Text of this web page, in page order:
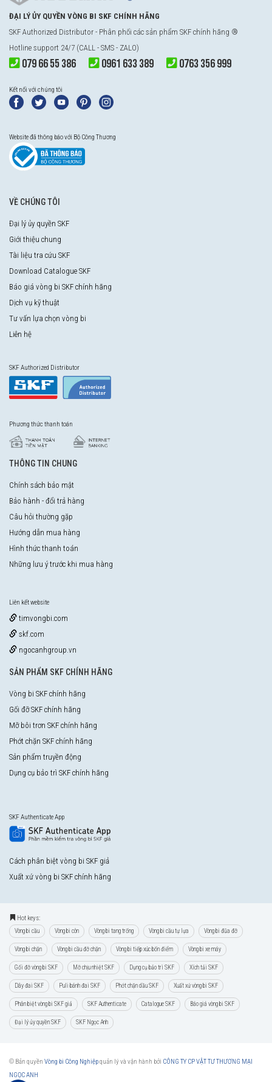
ĐẠI LÝ ỦY QUYỀN VÒNG BI SKF CHÍNH HÃNG
SKF Authorized Distributor - Phân phối các sản phẩm SKF chính hãng ®
Hotline support 24/7 (CALL - SMS - ZALO)
079 66 55 386 0961 633 389 0763 356 999
Kết nối với chúng tôi
Website đã thông báo với Bộ Công Thương
VỀ CHÚNG TÔI
Đại lý ủy quyền SKF
Giới thiệu chung
Tài liệu tra cứu SKF
Download Catalogue SKF
Báo giá vòng bi SKF chính hãng
Dịch vụ kỹ thuật
Tư vấn lựa chọn vòng bi
Liên hệ
SKF Authorized Distributor
Phương thức thanh toán
THÔNG TIN CHUNG
Chính sách bảo mật
Bảo hành - đổi trả hàng
Câu hỏi thường gặp
Hướng dẫn mua hàng
Hình thức thanh toán
Những lưu ý trước khi mua hàng
Liên kết website
timvongbi.com
skf.com
ngocanhgroup.vn
SẢN PHẨM SKF CHÍNH HÃNG
Vòng bi SKF chính hãng
Gối đỡ SKF chính hãng
Mỡ bôi trơn SKF chính hãng
Phớt chặn SKF chính hãng
Sản phẩm truyền động
Dụng cụ bảo trì SKF chính hãng
SKF Authenticate App
Cách phân biệt vòng bi SKF giả
Xuất xứ vòng bi SKF chính hãng
Hot keys:
Vòng bi cầu Vòng bi côn Vòng bi tang trống Vòng bi cầu tự lựa Vòng bi đũa đỡ
Vòng bi chặn Vòng bi cầu đỡ chặn Vòng bi tiếp xúc bốn điểm Vòng bi xe máy
Gối đỡ vòng bi SKF Mỡ chịu nhiệt SKF Dụng cụ bảo trì SKF Xích tải SKF
Dây đai SKF Puli bánh đai SKF Phớt chặn dầu SKF Xuất xứ vòng bi SKF
Phân biệt vòng bi SKF giả SKF Authenticate Catalogue SKF Báo giá vòng bi SKF
Đại lý ủy quyền SKF SKF Ngọc Anh
© Bản quyền Vòng bi Công Nghiệpquản lý và vận hành bởi CÔNG TY CP VẬT TƯ THƯƠNG MẠI
NGỌC ANH